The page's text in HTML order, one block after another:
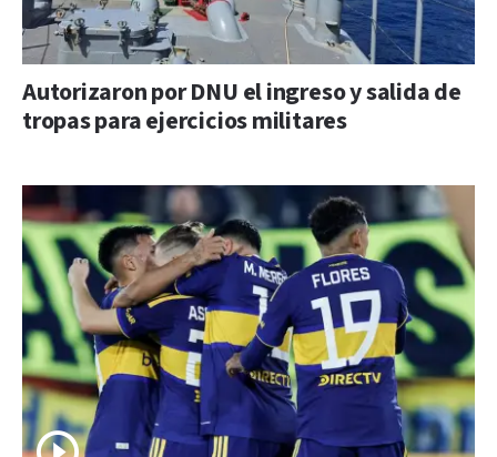
Autorizaron por DNU el ingreso y salida de
tropas para ejercicios militares